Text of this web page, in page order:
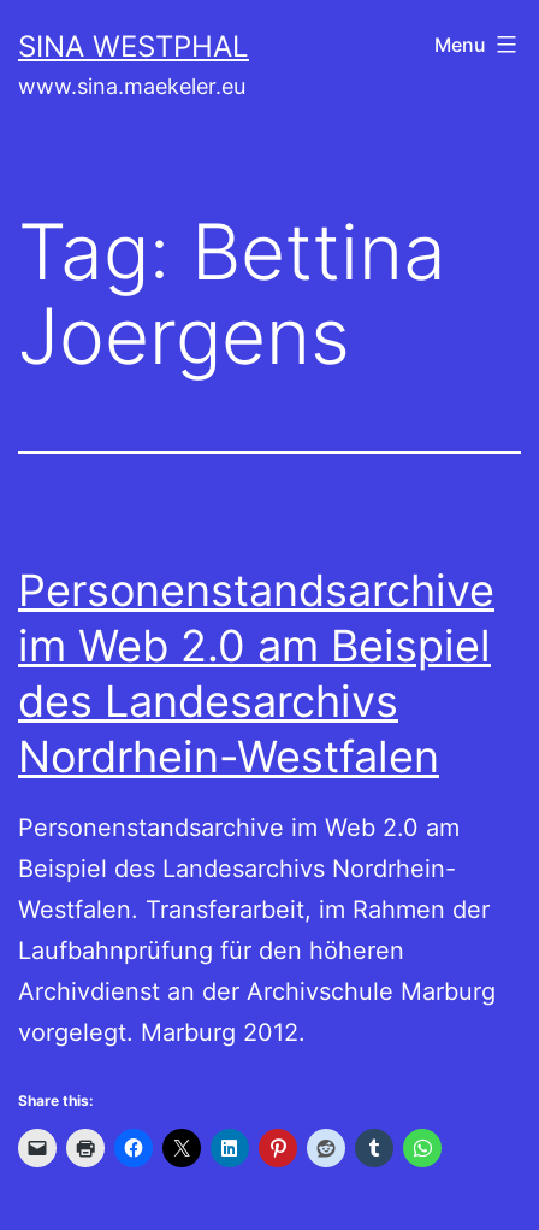
to
content
SINA WESTPHAL
www.sina.maekeler.eu
Menu
Tag: Bettina
Joergens
Personenstandsarchive
im Web 2.0 am Beispiel
des Landesarchivs
Nordrhein-Westfalen
Personenstandsarchive im Web 2.0 am
Beispiel des Landesarchivs Nordrhein-
Westfalen. Transferarbeit, im Rahmen der
Laufbahnprüfung für den höheren
Archivdienst an der Archivschule Marburg
vorgelegt. Marburg 2012.
Share this: